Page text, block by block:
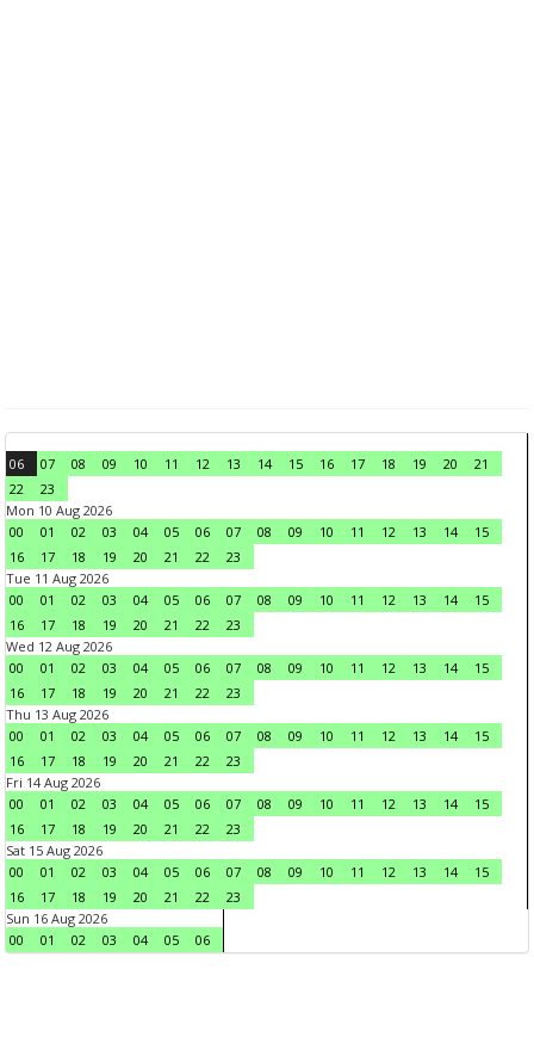
06 07 08 09 10 11 12 13 14 15 16 17 18 19 20
21
22
23
Mon 10 Aug 2026
00
01 02 03 04 05 06 07 08 09 10 11 12 13 14
15
16
17 18 19 20 21 22
23
Tue 11 Aug 2026
00
01 02 03 04 05 06 07 08 09 10 11 12 13 14
15
16
17 18 19 20 21 22
23
Wed 12 Aug 2026
00
01 02 03 04 05 06 07 08 09 10 11 12 13 14
15
16
17 18 19 20 21 22
23
Thu 13 Aug 2026
00
01 02 03 04 05 06 07 08 09 10 11 12 13 14
15
16
17 18 19 20 21 22
23
Fri 14 Aug 2026
00
01 02 03 04 05 06 07 08 09 10 11 12 13 14
15
16
17 18 19 20 21 22
23
Sat 15 Aug 2026
00
01 02 03 04 05 06 07 08 09 10 11 12 13 14
15
16
17 18 19 20 21 22
23
Sun 16 Aug 2026
00
01 02 03 04 05 06